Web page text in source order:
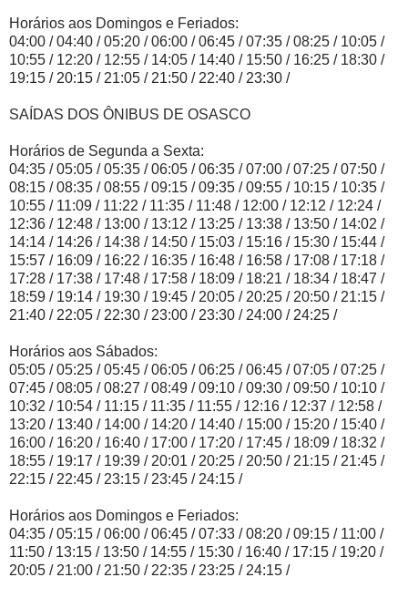
Horários aos Domingos e Feriados:
04:00 / 04:40 / 05:20 / 06:00 / 06:45 / 07:35 / 08:25 / 10:05 /
10:55 / 12:20 / 12:55 / 14:05 / 14:40 / 15:50 / 16:25 / 18:30 /
19:15 / 20:15 / 21:05 / 21:50 / 22:40 / 23:30 /
SAÍDAS DOS ÔNIBUS DE OSASCO
Horários de Segunda a Sexta:
04:35 / 05:05 / 05:35 / 06:05 / 06:35 / 07:00 / 07:25 / 07:50 /
08:15 / 08:35 / 08:55 / 09:15 / 09:35 / 09:55 / 10:15 / 10:35 /
10:55 / 11:09 / 11:22 / 11:35 / 11:48 / 12:00 / 12:12 / 12:24 /
12:36 / 12:48 / 13:00 / 13:12 / 13:25 / 13:38 / 13:50 / 14:02 /
14:14 / 14:26 / 14:38 / 14:50 / 15:03 / 15:16 / 15:30 / 15:44 /
15:57 / 16:09 / 16:22 / 16:35 / 16:48 / 16:58 / 17:08 / 17:18 /
17:28 / 17:38 / 17:48 / 17:58 / 18:09 / 18:21 / 18:34 / 18:47 /
18:59 / 19:14 / 19:30 / 19:45 / 20:05 / 20:25 / 20:50 / 21:15 /
21:40 / 22:05 / 22:30 / 23:00 / 23:30 / 24:00 / 24:25 /
Horários aos Sábados:
05:05 / 05:25 / 05:45 / 06:05 / 06:25 / 06:45 / 07:05 / 07:25 /
07:45 / 08:05 / 08:27 / 08:49 / 09:10 / 09:30 / 09:50 / 10:10 /
10:32 / 10:54 / 11:15 / 11:35 / 11:55 / 12:16 / 12:37 / 12:58 /
13:20 / 13:40 / 14:00 / 14:20 / 14:40 / 15:00 / 15:20 / 15:40 /
16:00 / 16:20 / 16:40 / 17:00 / 17:20 / 17:45 / 18:09 / 18:32 /
18:55 / 19:17 / 19:39 / 20:01 / 20:25 / 20:50 / 21:15 / 21:45 /
22:15 / 22:45 / 23:15 / 23:45 / 24:15 /
Horários aos Domingos e Feriados:
04:35 / 05:15 / 06:00 / 06:45 / 07:33 / 08:20 / 09:15 / 11:00 /
11:50 / 13:15 / 13:50 / 14:55 / 15:30 / 16:40 / 17:15 / 19:20 /
20:05 / 21:00 / 21:50 / 22:35 / 23:25 / 24:15 /